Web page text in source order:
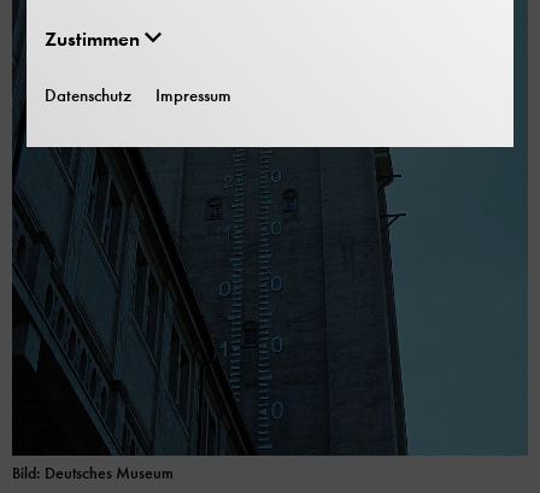
Bild: Deutsches Museum
Zustimmen
Datenschutz Impressum